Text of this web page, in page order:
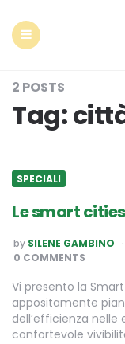
2 POSTS
Tag:
SPECIALI
Le smart
POSTED
BY
by SILENE GAMBINO
0 COMMENTS
Vi presento la
appositamente
dell’efficienza nelle
confortevole